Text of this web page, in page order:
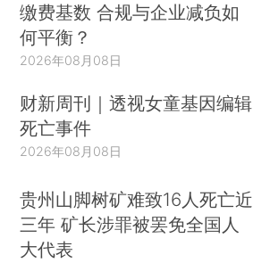
缴费基数 合规与企业减负如
何平衡？
2026年08月08日
财新周刊｜透视女童基因编辑
死亡事件
2026年08月08日
贵州山脚树矿难致16人死亡近
三年 矿长涉罪被罢免全国人
大代表